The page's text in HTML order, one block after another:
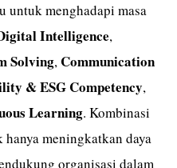
menghadapi masa
Intelligence,
Solving,Communication
& ESG Competency,
Learning. Kombinasi
meningkatkan daya
organisasi dalam